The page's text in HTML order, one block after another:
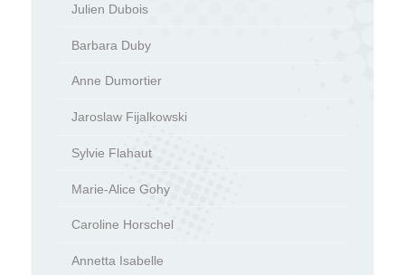
Julien Dubois
Barbara Duby
Anne Dumortier
Jaroslaw Fijalkowski
Sylvie Flahaut
Marie-Alice Gohy
Caroline Horschel
Annetta Isabelle